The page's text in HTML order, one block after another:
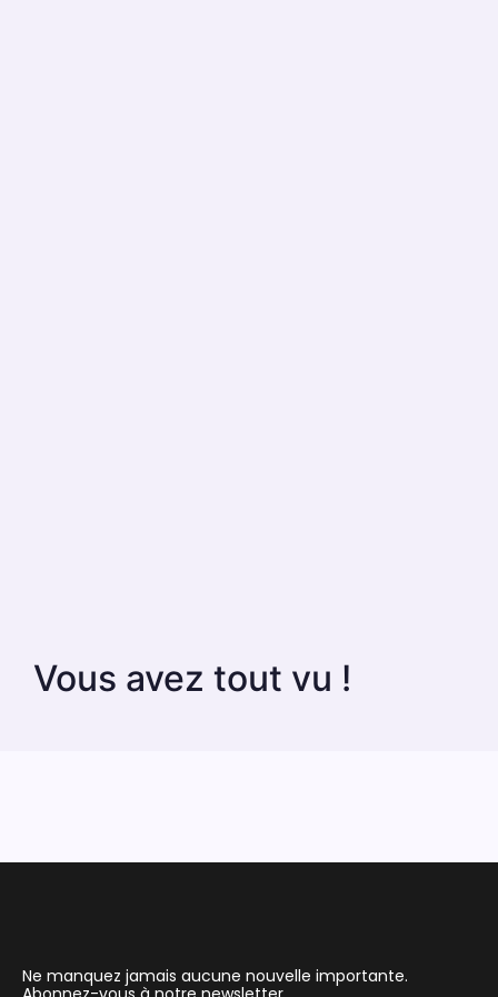
Vous avez tout vu !
Ne manquez jamais aucune nouvelle importante.